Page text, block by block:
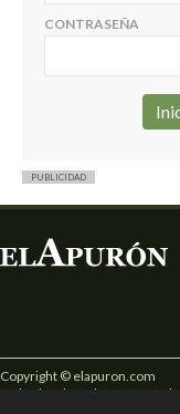
CONTRASEÑA
PUBLICIDAD
Copyright © elapuron.com
Todos los derechos reservados